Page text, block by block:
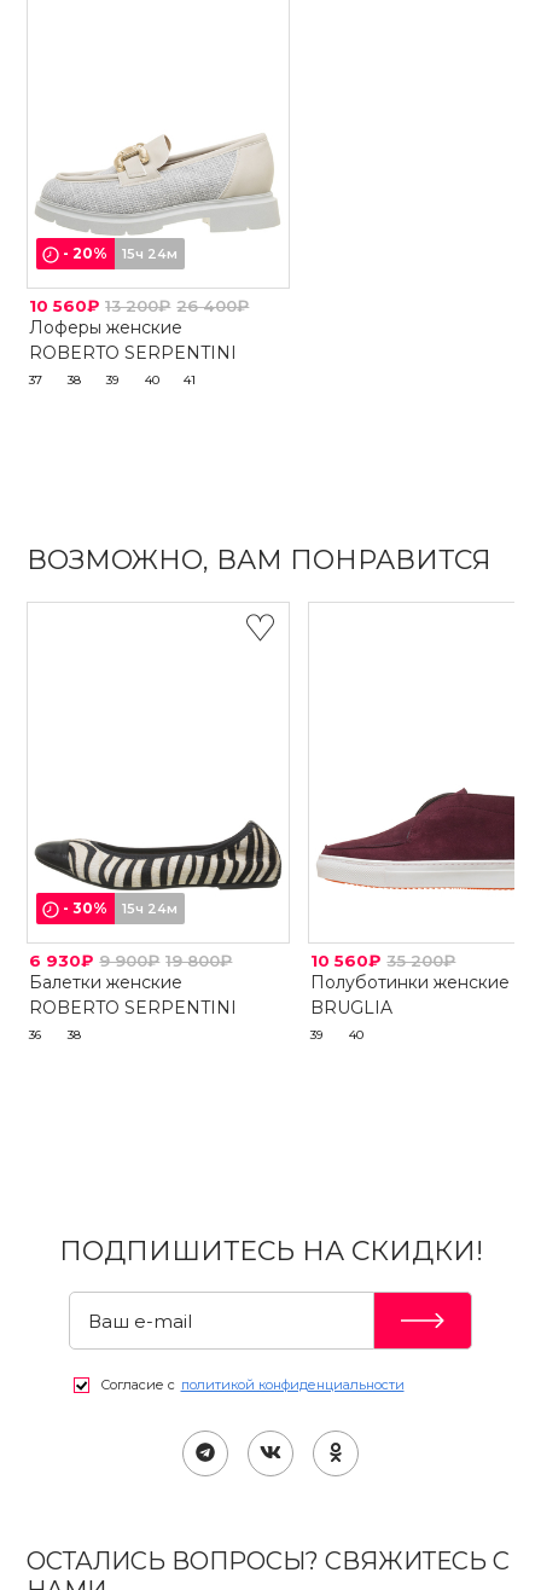
-20% 15ч 24м
10 560₽ 13 200₽ 26 400₽
Лоферы женские
ROBERTO SERPENTINI
37 38 39 40 41
ВОЗМОЖНО, ВАМ ПОНРАВИТСЯ
-30% 15ч 24м
6 930₽ 9 900₽ 19 800₽
Балетки женские
ROBERTO SERPENTINI
36 38
10 560₽ 35 200₽
Полуботинки женские
BRUGLIA
39 40
ПОДПИШИТЕСЬ НА СКИДКИ!
Согласие с политикой конфиденциальности
ОСТАЛИСЬ ВОПРОСЫ? СВЯЖИТЕСЬ С